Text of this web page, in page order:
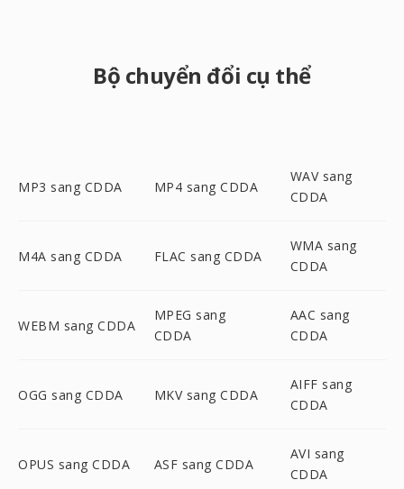
Bộ chuyển đổi cụ thể
MP3 sang CDDA MP4 sang CDDA
WAV sang
CDDA
M4A sang CDDA FLAC sang CDDA
WMA sang
CDDA
WEBM sang CDDA
MPEG sang
CDDA
AAC sang
CDDA
OGG sang CDDA MKV sang CDDA
AIFF sang
CDDA
OPUS sang CDDA ASF sang CDDA
AVI sang
CDDA